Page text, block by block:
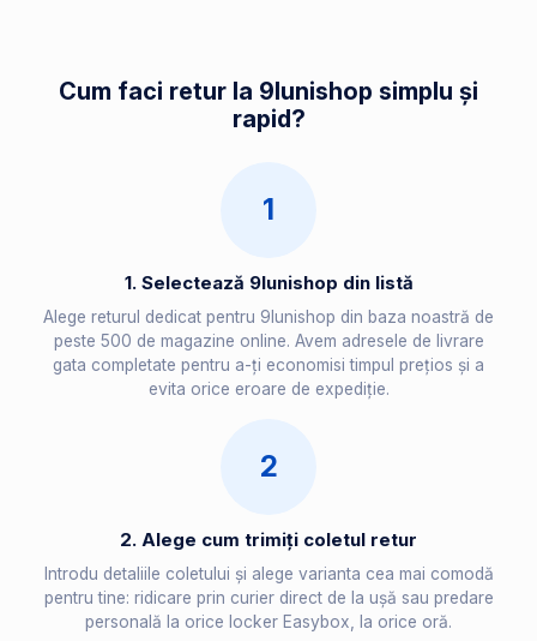
Cum faci retur la 9lunishop simplu și
rapid?
1
1. Selectează 9lunishop din listă
Alege returul dedicat pentru 9lunishop din baza noastră de
peste 500 de magazine online. Avem adresele de livrare
gata completate pentru a-ți economisi timpul prețios și a
evita orice eroare de expediție.
2
2. Alege cum trimiți coletul retur
Introdu detaliile coletului și alege varianta cea mai comodă
pentru tine: ridicare prin curier direct de la ușă sau predare
personală la orice locker Easybox, la orice oră.